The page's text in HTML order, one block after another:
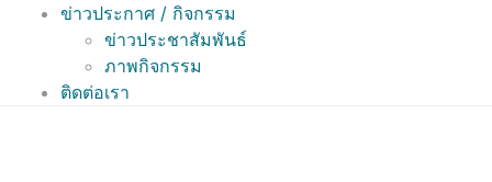
ข่าวประกาศ / กิจกรรม
ข่าวประชาสัมพันธ์
ภาพกิจกรรม
ติดต่อเรา